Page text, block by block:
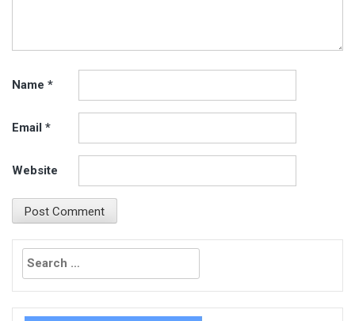
Name *
Email *
Website
Search
for: